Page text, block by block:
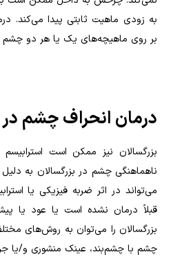
به زودی ماهیت ثابتی پیدا می‌کند.
بر روی ماهیچه‌های یک یا هر دو چشم
درمان انحراف چشم در
بزرگسالان نیز ممکن است
ناهماهنگی چشم در بزرگسالان به
می‌تواند در اثر ضربه فیزیکی یا
قبلاً درمان نشده است یا عود یا
بزرگسالان را می‌توان به روش‌های
چشم با چشم‌بند، عینک منشوری و/یا